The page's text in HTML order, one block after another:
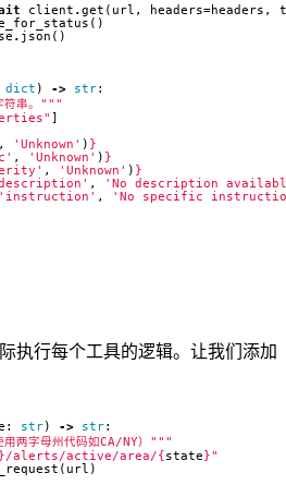
client .get ( url , headers=headers ,
()
. json ()
dict ) -> str:
符串。"""
, 'Unknown' ) }
, 'Unknown' ) }
, 'Unknown' ) }
,
'No description
'instruction' ,
'No specific
执行每个工具的逻辑。让我们添加
: str) -> str:
两字母州代码如CA/NY）"""
}/alerts/active/area/{ state }"
( url )